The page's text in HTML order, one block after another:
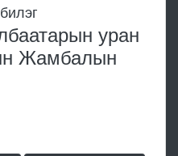
уран
Жамбалын